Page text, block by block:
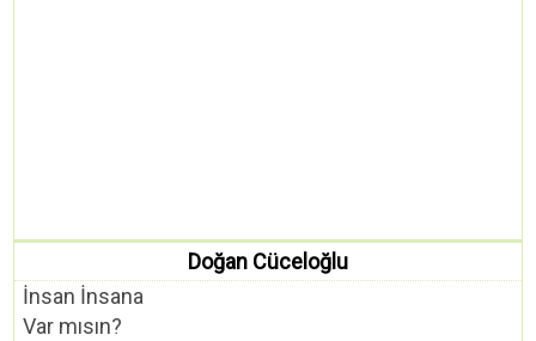
Doğan Cüceloğlu
İnsan İnsana
Var mısın?